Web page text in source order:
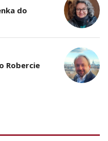
do
Robercie